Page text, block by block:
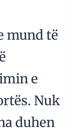
mund të
e
Nuk
duhen